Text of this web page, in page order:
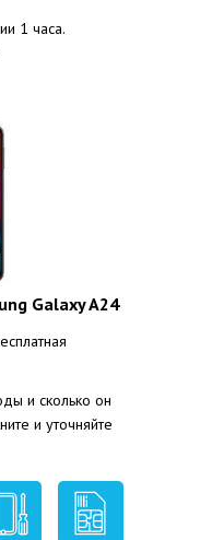
1 часа.
и сколько он
и уточняйте
Galaxy A24